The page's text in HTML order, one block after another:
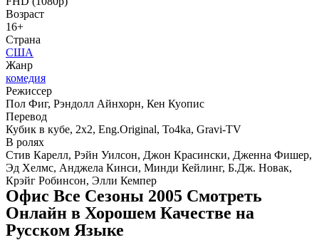
Возраст
16+
Страна
США
Жанр
комедия
Режиссер
Пол Фиг, Рэндолл Айнхорн, Кен Куопис
Перевод
Кубик в кубе, 2x2, Eng.Original, To4ka, Gravi-TV
В ролях
Стив Карелл, Рэйн Уилсон, Джон Красински, Дженна Фишер,
Эд Хелмс, Анджела Кинси, Минди Кейлинг, Б.Дж. Новак,
Крэйг Робинсон, Элли Кемпер
Офис Все Сезоны 2005 Смотреть
Онлайн в Хорошем Качестве на
Русском Языке